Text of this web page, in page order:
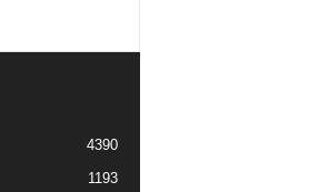
4390
1193